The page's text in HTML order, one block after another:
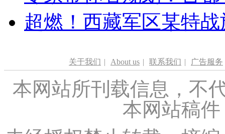
超燃！西藏军区某特
关于我们 | About us | 联系我们 | 广告服务
本网站所刊载信息，不
本网站稿